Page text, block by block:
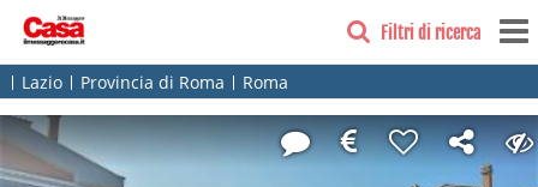
Filtri di ricerca
Lazio Provincia di Roma Roma